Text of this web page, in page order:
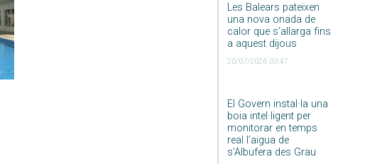
Les Balears pateixen
una nova onada de
calor que s’allarga fins
a aquest dijous
20/07/2026 03:47
El Govern instal·la una
boia intel·ligent per
monitorar en temps
real l’aigua de
s’Albufera des Grau